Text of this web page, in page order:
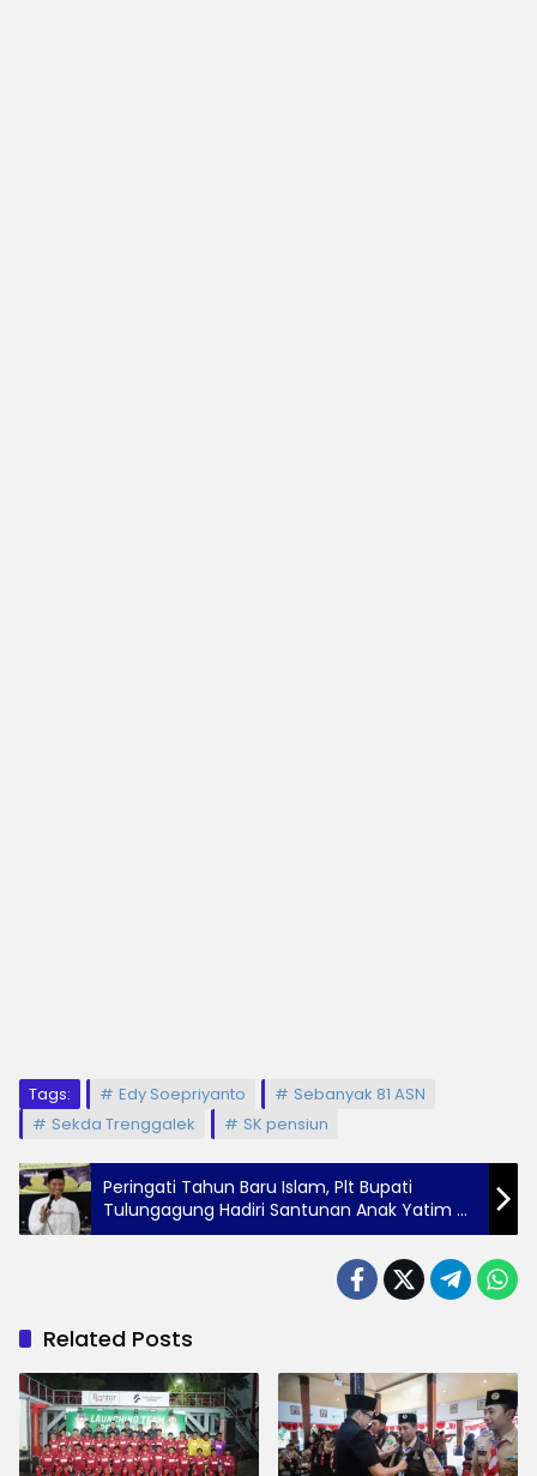
Tags: Edy Soepriyanto
Sebanyak 81 ASN
Sekda Trenggalek
SK pensiun
Peringati Tahun Baru Islam, Plt Bupati
Tulungagung Hadiri Santunan Anak Yatim di
Boyolangu
Related Posts